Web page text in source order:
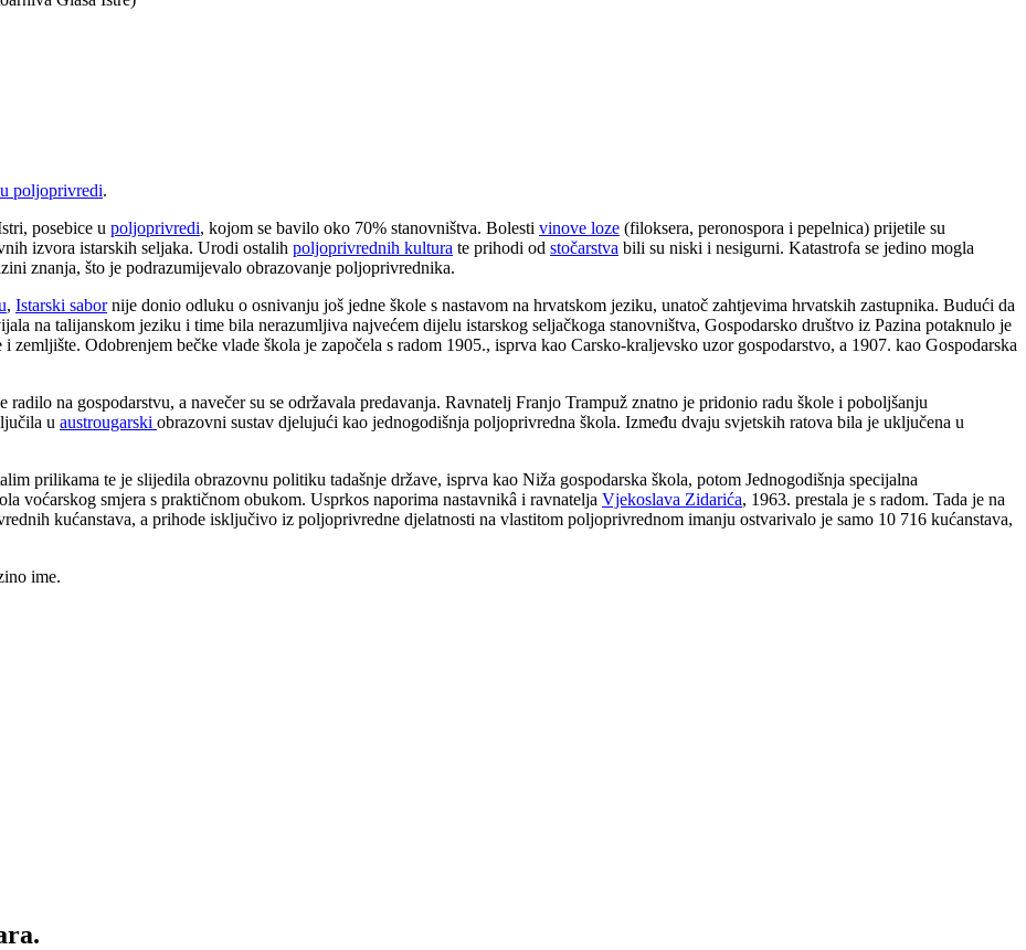
poljoprivredi.
posebice u poljoprivredi, kojom se bavilo oko 70% stanovništva. Bolesti vinove loze (filoksera, peronospora i pepelnica) prijetile su
izvora istarskih seljaka. Urodi ostalih poljoprivrednih kultura te prihodi od stočarstva bili su niski i nesigurni. Katastrofa se jedino mogla
znanja, što je podrazumijevalo obrazovanje poljoprivrednika.
, Istarski sabornije donio odluku o osnivanju još jedne škole s nastavom na hrvatskom jeziku, unatoč zahtjevima hrvatskih zastupnika. Budući da
na talijanskom jeziku i time bila nerazumljiva najvećem dijelu istarskog seljačkoga stanovništva, Gospodarsko društvo iz Pazina potaknulo je
Odobrenjem bečke vlade škola je započela s radom 1905., isprva kao Carsko-kraljevsko uzor gospodarstvo, a 1907. kao Gospodarska
na gospodarstvu, a navečer su se održavala predavanja. Ravnatelj Franjo Trampuž znatno je pridonio radu škole i poboljšanju
u austrougarski obrazovni sustav djelujući kao jednogodišnja poljoprivredna škola. Između dvaju svjetskih ratova bila je uključena u
prilikama te je slijedila obrazovnu politiku tadašnje države, isprva kao Niža gospodarska škola, potom Jednogodišnja specijalna
voćarskog smjera s praktičnom obukom. Usprkos naporima nastavnikâ i ravnatelja Vjekoslava Zidarića, 1963. prestala je s radom. Tada je na
kućanstava, a prihode isključivo iz poljoprivredne djelatnosti na vlastitom poljoprivrednom imanju ostvarivalo je samo 10 716 kućanstava,
ime.